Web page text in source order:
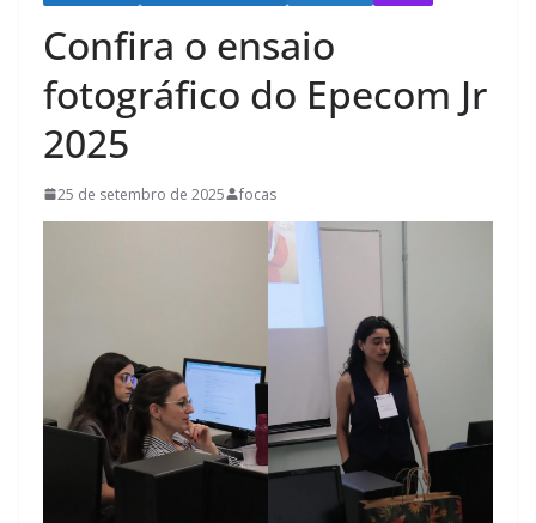
Confira o ensaio
fotográfico do Epecom Jr
2025
25 de setembro de 2025 focas